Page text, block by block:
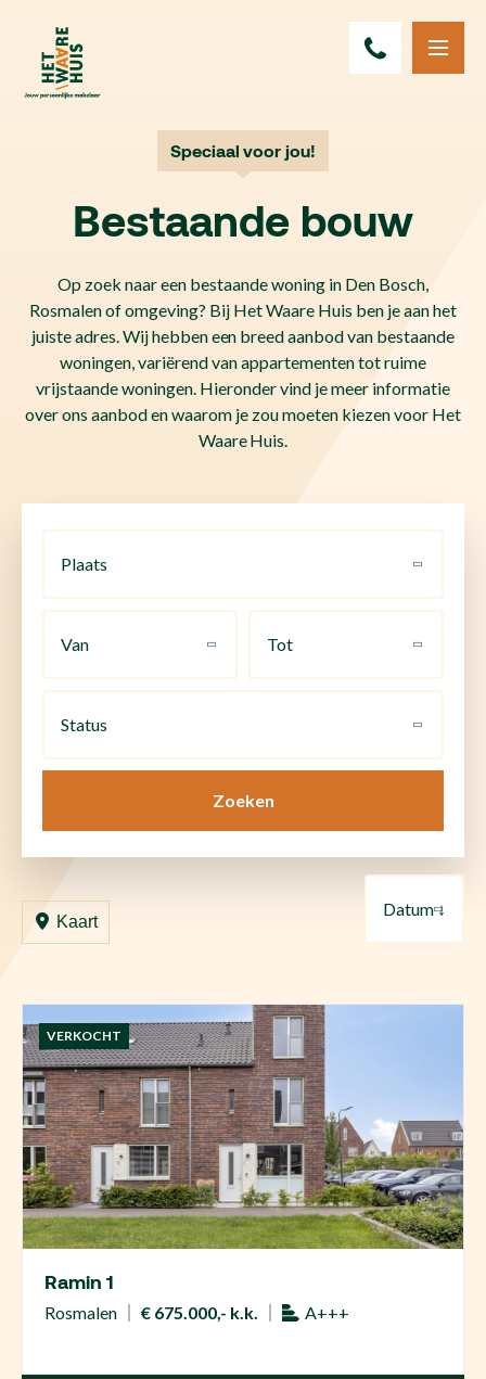
Speciaal voor jou!
Bestaande bouw
Op zoek naar een bestaande woning in Den Bosch,
Rosmalen of omgeving? Bij Het Waare Huis ben je aan het
juiste adres. Wij hebben een breed aanbod van bestaande
woningen, variërend van appartementen tot ruime
vrijstaande woningen. Hieronder vind je meer informatie
over ons aanbod en waarom je zou moeten kiezen voor Het
Waare Huis.
Plaats
Van Tot
Status
Zoeken
Kaart
Datum ↓
VERKOCHT
Ramin 1
Rosmalen € 675.000,- k.k. A+++